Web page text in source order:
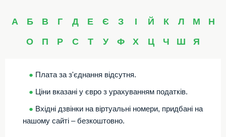
А Б В Г Д Е Є З І Й К Л М
Н
О
П Р С Т У Ф Х Ц Ч Ш Я
● Плата за з'єднання відсутня.
● Ціни вказані у євро з урахуванням податків.
● Вхідні дзвінки на віртуальні номери, придбані на
нашому сайті – безкоштовно.